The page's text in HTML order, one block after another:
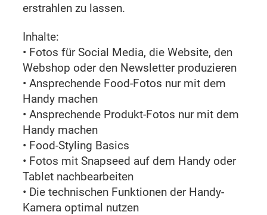
erstrahlen zu lassen.
Inhalte:
• Fotos für Social Media, die Website, den
Webshop oder den Newsletter produzieren
• Ansprechende Food-Fotos nur mit dem
Handy machen
• Ansprechende Produkt-Fotos nur mit dem
Handy machen
• Food-Styling Basics
• Fotos mit Snapseed auf dem Handy oder
Tablet nachbearbeiten
• Die technischen Funktionen der Handy-
Kamera optimal nutzen